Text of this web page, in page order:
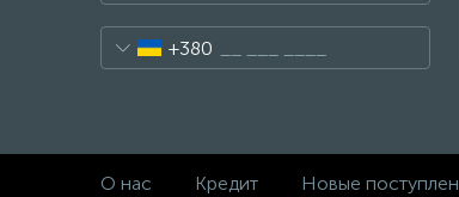
+380
О нас Кредит Новые